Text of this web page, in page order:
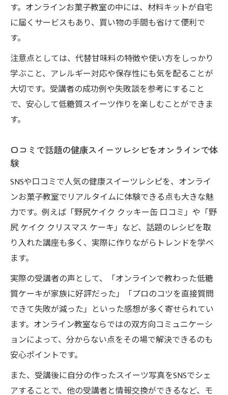
す。オンラインお菓子教室の中には、材料キットが自宅
に届くサービスもあり、買い物の手間も省けて便利で
す。
注意点としては、代替甘味料の特徴や使い方をしっかり
学ぶこと、アレルギー対応や保存性にも気を配ることが
大切です。受講者の成功例や失敗談を参考にすること
で、安心して低糖質スイーツ作りを楽しむことができま
す。
口コミで話題の健康スイーツレシピをオンラインで体
験
SNSや口コミで人気の健康スイーツレシピを、オンライ
ンお菓子教室でリアルタイムに体験できる点も大きな魅
力です。例えば「野尻ケイク クッキー缶 口コミ」や「野
尻 ケイク クリスマス ケーキ」など、話題のレシピを取
り入れた講座も多く、実際に作りながらトレンドを学べ
ます。
実際の受講者の声として、「オンラインで教わった低糖
質ケーキが家族に好評だった」「プロのコツを直接質問
できて失敗が減った」といった感想が多く寄せられてい
ます。オンライン教室ならではの双方向コミュニケーシ
ョンによって、分からない点をその場で解決できるのも
安心ポイントです。
また、受講後に自分の作ったスイーツ写真をSNSでシェ
アすることで、他の受講者と情報交換ができるなど、モ